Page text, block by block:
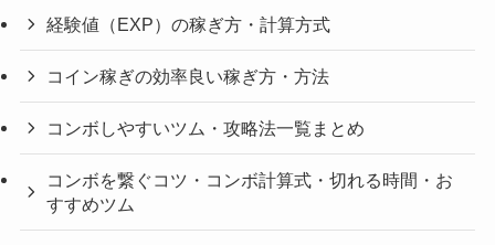
経験値（EXP）の稼ぎ方・計算方式
コイン稼ぎの効率良い稼ぎ方・方法
コンボしやすいツム・攻略法一覧まとめ
コンボを繋ぐコツ・コンボ計算式・切れる時間・お
すすめツム